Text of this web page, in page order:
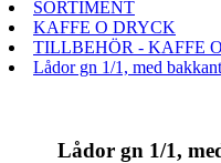
SORTIMENT
KAFFE O DRYCK
TILLBEHÖR - KAFFE
Lådor gn 1/1, med
Lådor gn 1/1,